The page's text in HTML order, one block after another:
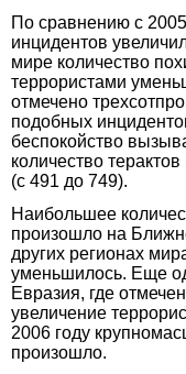
По сравнению с
инцидентов
мире количество
террористами
отмечено
подобных
беспокойство
количество
(с 491 до 749).
Наибольшее
произошло на
других регионах
уменьшилось. Еще
Евразия, где
увеличение
2006 году
произошло.